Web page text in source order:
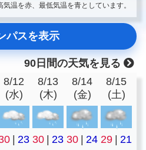
温を赤、最低気温を青としています。
パスを表示
90日間の天気を見る
8/12
(水)
8/13
(木)
8/14
(金)
8/15
(土)
| 23 30 | 23 30 | 24 29 | 21